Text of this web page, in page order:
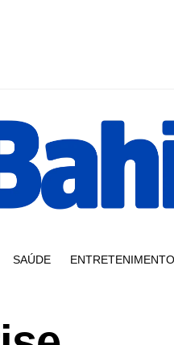
SAÚDE ENTRETENIMENTO